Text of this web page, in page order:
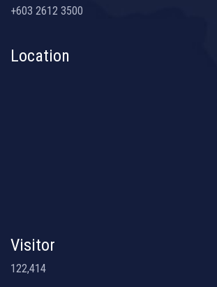
+603 2612 3500
Location
Visitor
122,414